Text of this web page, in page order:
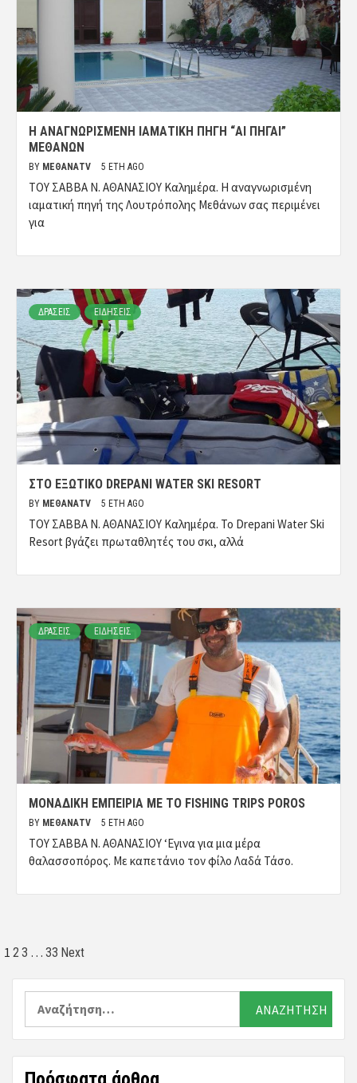
Η ΑΝΑΓΝΩΡΙΣΜΕΝΗ ΙΑΜΑΤΙΚΗ ΠΗΓΗ “ΑΙ ΠΗΓΑΙ”
ΜΕΘΑΝΩΝ
BY ΜΈΘΑΝΑTV 5 ΈΤΗ AGO
ΤΟΥ ΣΑΒΒΑ Ν. ΑΘΑΝΑΣΙΟΥ Καλημέρα. Η αναγνωρισμένη
ιαματική πηγή της Λουτρόπολης Μεθάνων σας περιμένει
για
ΔΡΑΣΕΙΣ ΕΙΔΗΣΕΙΣ
ΣΤΟ ΕΞΩΤΙΚΟ DREPANI WATER SKI RESORT
BY ΜΈΘΑΝΑTV 5 ΈΤΗ AGO
ΤΟΥ ΣΑΒΒΑ Ν. ΑΘΑΝΑΣΙΟΥ Καλημέρα. Το Drepani Water Ski
Resort βγάζει πρωταθλητές του σκι, αλλά
ΔΡΑΣΕΙΣ ΕΙΔΗΣΕΙΣ
ΜΟΝΑΔΙΚΗ ΕΜΠΕΙΡΙΑ ΜΕ ΤΟ FISHING TRIPS POROS
BY ΜΈΘΑΝΑTV 5 ΈΤΗ AGO
ΤΟΥ ΣΑΒΒΑ Ν. ΑΘΑΝΑΣΙΟΥ ‘Εγινα για μια μέρα
θαλασσοπόρος. Με καπετάνιο τον φίλο Λαδά Τάσο.
Σελιδοποίηση
άρθρων
1 2 3 … 33 Next
Αναζήτηση